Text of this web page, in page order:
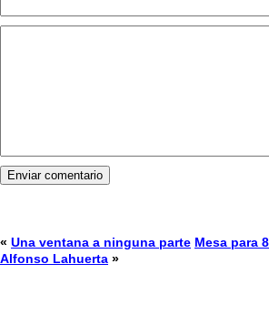
« Una ventana a ninguna parte Mesa para
Alfonso Lahuerta »